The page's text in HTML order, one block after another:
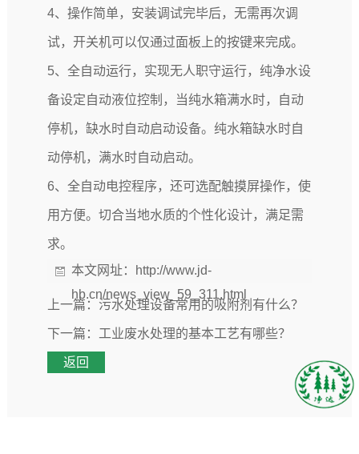
4、操作简单，安装调试完毕后，无需再次调
试，开关机可以仅通过面板上的按键来完成。
5、全自动运行，实现无人职守运行，纯净水设
备设定自动液位控制，当纯水箱满水时，自动
停机，缺水时自动启动设备。纯水箱缺水时自
动停机，满水时自动启动。
6、全自动电控程序，还可选配触摸屏操作，使
用方便。切合当地水质的个性化设计，满足需
求。
本文网址：
http://www.jd-
hb.cn/news_view_59_311.html
上一篇： 污水处理设备常用的吸附剂有什么？
下一篇： 工业废水处理的基本工艺有哪些？
返回